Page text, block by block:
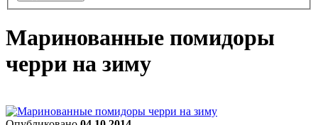
Маринованные помидоры
черри на зиму